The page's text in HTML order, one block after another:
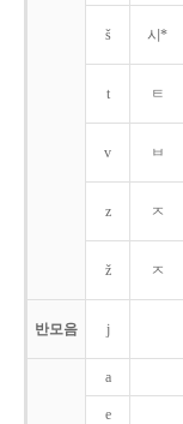
š 시*
t ㅌ
v ㅂ
z ㅈ
ž ㅈ
반모음 j
a
e